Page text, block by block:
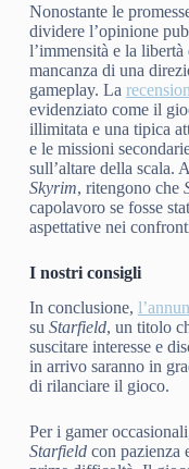
Nonostante le
dividere l’opinione
l’immensità e la
mancanza di una
gameplay. La
evidenziato come il
illimitata e una tipica
e le missioni
sull’altare della scala.
Skyrim, ritengono che
capolavoro se fosse
aspettative nei
I nostri consigli
In conclusione,
su Starfield, un titolo
suscitare interesse e
in arrivo saranno in
di rilanciare il gioco.
Per i gamer
Starfieldcon pazienza